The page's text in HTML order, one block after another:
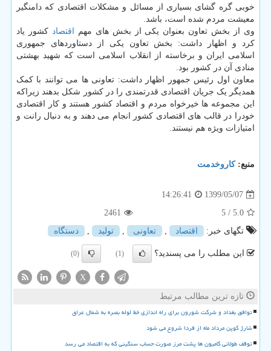
خوبی گره گشای بسیاری از مسائل و مشکلات اقتصادی که دامنگیر
معیشت مردم شده است، باشد.
وی از بخش تعاون بعنوان یکی از بخش های مهم اقتصاد کشور یاد
کرد و اظهار داشت: بخش تعاون یکی از دستاوردهای جمهوری
اسلامی ایران و برخاسته از انقلاب اسلامی است که شهید بهشتی
منادی آن در کشور بود.
معاون اول رئیس جمهور اظهار داشت: تعاونی ها می توانند با کمک
همدیگر یک جریان اقتصادی قدرتمندی را در کشور شکل بدهند زیراکه
این مجموعه ها خیرخواه مردم و اقتصاد کشور هستند و کار اقتصادی
خودرا در قالب های اقتصادی کشور انجام می دهند و به دنبال رانت و
امتیازات ویژه هم نیستند.
منبع:كاروخدمت
1399/05/07
14:26:41
5.0
/ 5
2461
تگهای خبر:
اقتصاد , تعاونی , تولید , دستگاه
این مطلب را می پسندید؟ (1)
(0)
X
تازه ترین مطالب مرتبط
توافق بغداد و شرکت شورون برای راه اندازی خط لوله بصره به شمال عراق
شارژ کوپن مرداد ماه از فردا شروع می شود
توقف طولانی کامیون ها پشت مرز صورت حساب سنگینی که به اقتصاد می رسد